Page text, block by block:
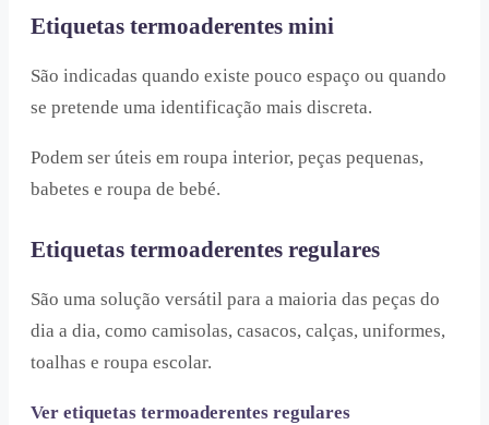
Etiquetas termoaderentes mini
São indicadas quando existe pouco espaço ou quando
se pretende uma identificação mais discreta.
Podem ser úteis em roupa interior, peças pequenas,
babetes e roupa de bebé.
Etiquetas termoaderentes regulares
São uma solução versátil para a maioria das peças do
dia a dia, como camisolas, casacos, calças, uniformes,
toalhas e roupa escolar.
Ver etiquetas termoaderentes regulares